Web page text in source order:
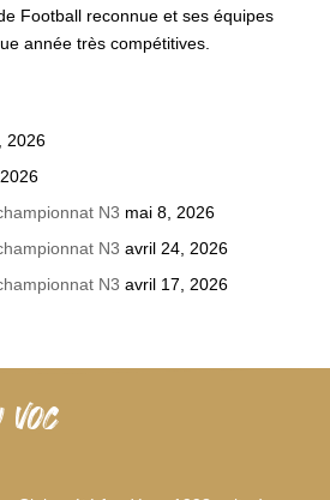
Football reconnue et ses équipes
année très compétitives.
2026
N3 mai 8, 2026
N3 avril 24, 2026
N3 avril 17, 2026